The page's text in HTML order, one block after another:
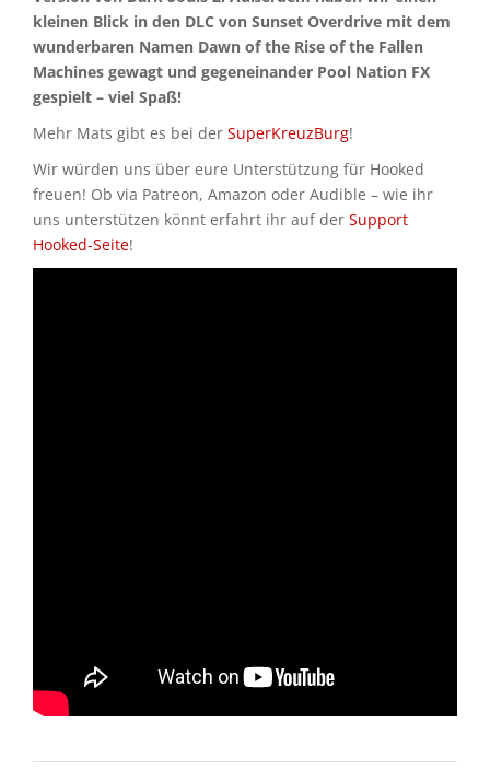
kleinen Blick in den DLC von Sunset Overdrive mit dem
wunderbaren Namen Dawn of the Rise of the Fallen
Machines gewagt und gegeneinander Pool Nation FX
gespielt – viel Spaß!
Mehr Mats gibt es bei der SuperKreuzBurg!
Wir würden uns über eure Unterstützung für Hooked
freuen! Ob via Patreon, Amazon oder Audible – wie ihr
uns unterstützen könnt erfahrt ihr auf der Support
Hooked-Seite!